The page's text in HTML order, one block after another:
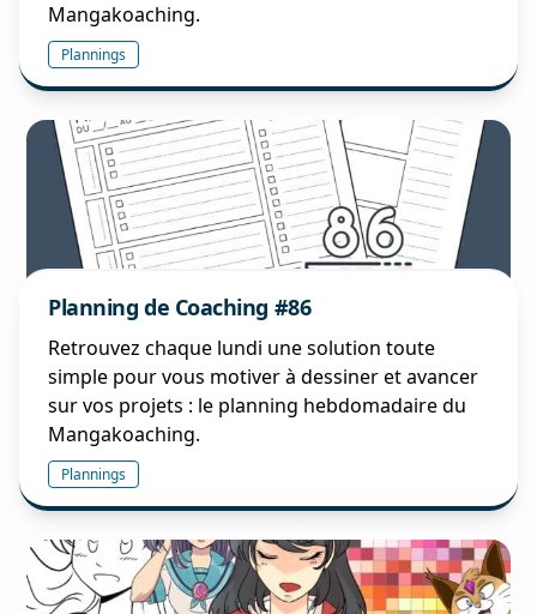
Mangakoaching.
Plannings
Planning de Coaching #86
Retrouvez chaque lundi une solution toute
simple pour vous motiver à dessiner et avancer
sur vos projets : le planning hebdomadaire du
Mangakoaching.
Plannings